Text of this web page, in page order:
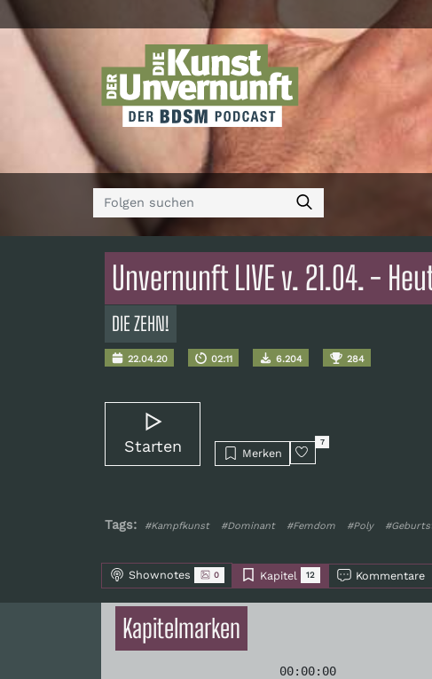
Unvernunft LIVE v. 21.04. -
DIE ZEHN!
22.04.20 02:11 6.204 284
Starten Merken
7
Tags: #Kampfkunst #Dominant #Femdom #Poly
Shownotes 0 Kapitel 12 Kommentare
Kapitelmarken
00:00:00